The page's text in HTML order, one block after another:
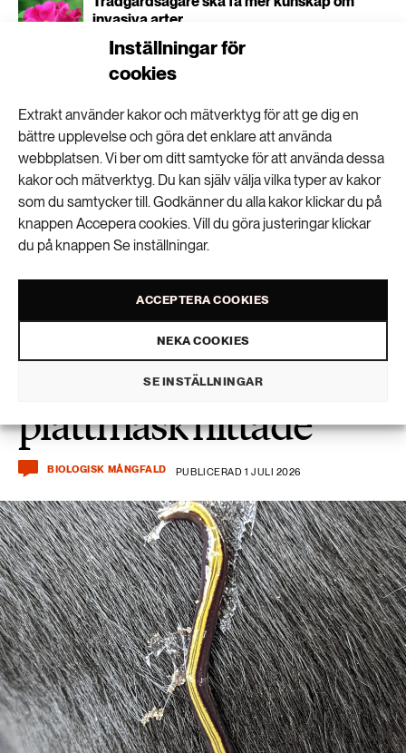
Inställningar för
cookies
Extrakt använder kakor och mätverktyg för att ge dig en
bättre upplevelse och göra det enklare att använda
webbplatsen. Vi ber om ditt samtycke för att använda dessa
kakor och mätverktyg. Du kan själv välja vilka typer av kakor
som du samtycker till. Godkänner du alla kakor klickar du på
knappen Accepera cookies. Vill du göra justeringar klickar
du på knappen Se inställningar.
ACCEPTERA COOKIES
NEKA COOKIES
SE INSTÄLLNINGAR
invasiva arter
insekterna”
Miljöåtgärder kan även stärka Sveriges
försvar
Två nya arter av
plattmask hittade
BIOLOGISK MÅNGFALD PUBLICERAD 1 JULI 2026